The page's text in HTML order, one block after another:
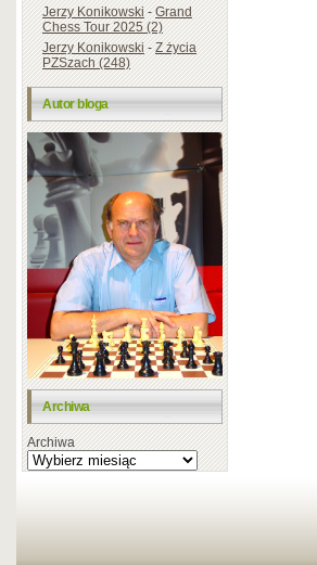
Jerzy Konikowski-Grand
Chess Tour 2025 (2)
Jerzy Konikowski-Z życia
PZSzach (248)
Autor bloga
Archiwa
Archiwa